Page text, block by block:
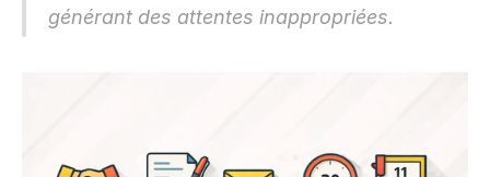
générant des attentes inappropriées.